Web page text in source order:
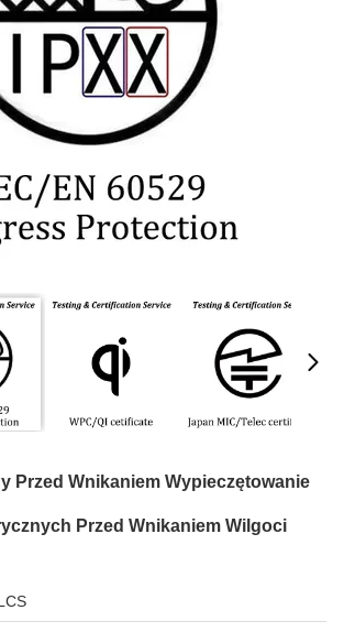
Przed Wnikaniem Wypieczętowanie
Przed Wnikaniem Wilgoci